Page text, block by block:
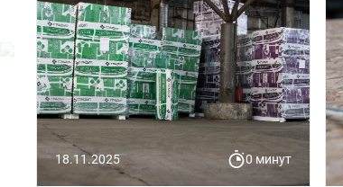
18.11.2025 0 минут